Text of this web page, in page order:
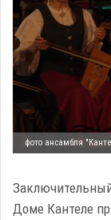
фото ансамбля
Доме Кантеле